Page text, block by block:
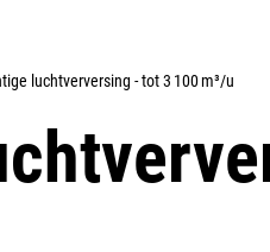
luchtverversing - tot 3 100 m³/u